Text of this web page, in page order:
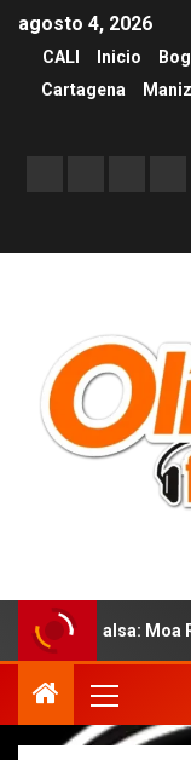
agosto 4, 2026
CALI Inicio
Cartagena
Moa